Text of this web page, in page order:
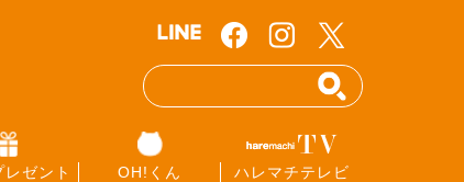
ゼント OH!くん ハレマチテレビ